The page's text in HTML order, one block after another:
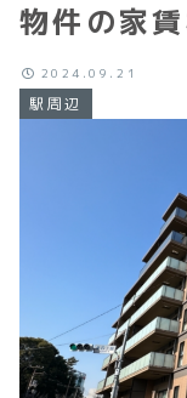
物件の家
駅周辺
2024.09.21